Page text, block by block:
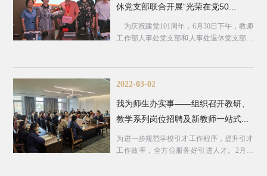
休党支部联合开展“光荣在党50...
为庆祝建党101周年，6月30日下午，教师
工作部人事处党支部和人事处退休党支部召
2022-03-02
我为师生办实事——组织召开教研、
教学系列岗位招聘及新教师一站式...
为进一步规范学校引才工作程序，提升引才
工作效率，全方位服务好引进人才。2月25